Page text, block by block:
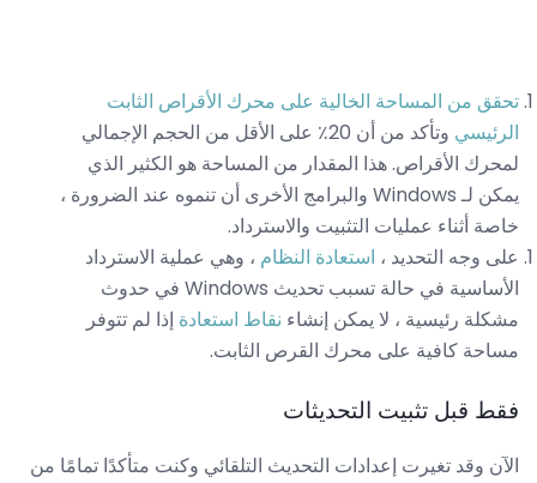
تحقق من المساحة الخالية على محرك الأقراص الثابت
الرئيسي
وتأكد من أن 20٪ على الأقل من الحجم الإجمالي
لمحرك الأقراص. هذا المقدار من المساحة هو الكثير الذي
يمكن لـ Windows والبرامج الأخرى أن تنموه عند الضرورة ،
خاصة أثناء عمليات التثبيت والاسترداد.
على وجه التحديد ، استعادة النظام ، وهي عملية الاسترداد
الأساسية في حالة تسبب تحديث Windows في حدوث
مشكلة رئيسية ، لا يمكن إنشاء نقاط استعادة إذا لم تتوفر
مساحة كافية على محرك القرص الثابت.
فقط قبل تثبيت التحديثات
الآن وقد تغيرت إعدادات التحديث التلقائي وكنت متأكدًا تمامًا من